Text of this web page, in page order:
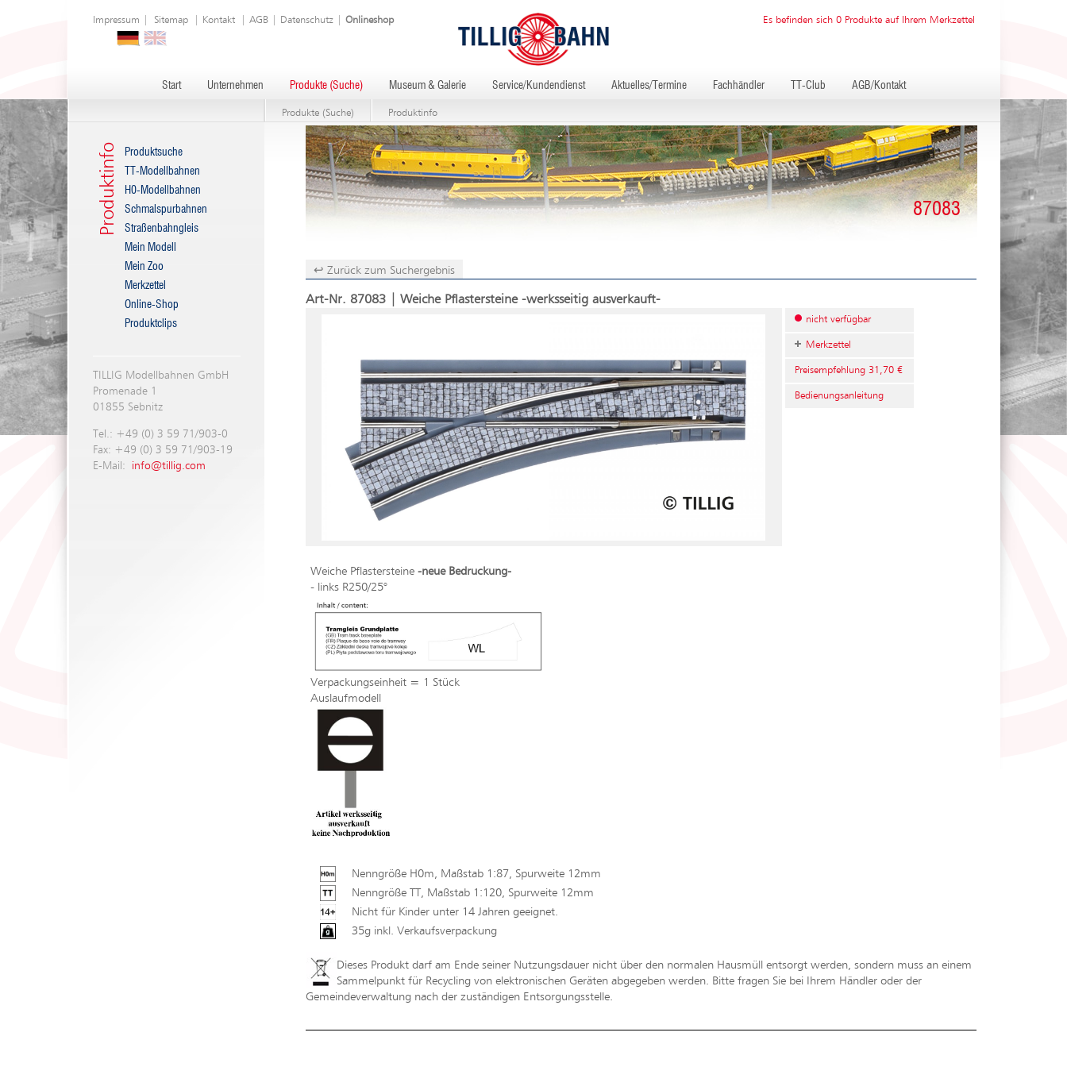
Es befinden sich 0 Produkte auf Ihrem Merkzettel
Impressum Sitemap| Kontakt| AGB| Datenschutz| Onlineshop
Start Unternehmen Produkte (Suche) Museum & Galerie Service/Kundendienst Aktuelles/Termine Fachhändler TT-Club AGB/Kontakt
Produkte (Suche) Produktinfo
Produktinfo
Produktsuche
TT-Modellbahnen
H0-Modellbahnen
Schmalspurbahnen
Straßenbahngleis
Mein Modell
Mein Zoo
Merkzettel
Online-Shop
Produktclips
TILLIG Modellbahnen GmbH
Promenade 1
01855 Sebnitz
Tel.: +49 (0) 3 59 71/903-0
Fax: +49 (0) 3 59 71/903-19
E-Mail:
info@tillig.com
87083
↩ Zurück zum Suchergebnis
Art-Nr. 87083 | Weiche Pflastersteine -werksseitig ausverkauft-
nicht verfügbar
Merkzettel
Preisempfehlung 31,70 €
Bedienungsanleitung
Weiche Pflastersteine-neue Bedruckung-
- links R250/25°
Verpackungseinheit = 1 Stück
Auslaufmodell
Nenngröße H0m, Maßstab 1:87, Spurweite 12mm
Nenngröße TT, Maßstab 1:120, Spurweite 12mm
Nicht für Kinder unter 14 Jahren geeignet.
35g inkl. Verkaufsverpackung
Dieses Produkt darf am Ende seiner Nutzungsdauer nicht über den normalen Hausmüll entsorgt werden, sondern muss an einem
Sammelpunkt für Recycling von elektronischen Geräten abgegeben werden. Bitte fragen Sie bei Ihrem Händler oder der
Gemeindeverwaltung nach der zuständigen Entsorgungsstelle.